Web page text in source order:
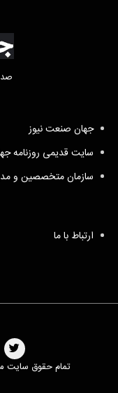
جهان صنعت نیوز
سایت قدیمی روزنامه
سازمان متخصصین و
ارتباط با ما
تمام حقوق سایت